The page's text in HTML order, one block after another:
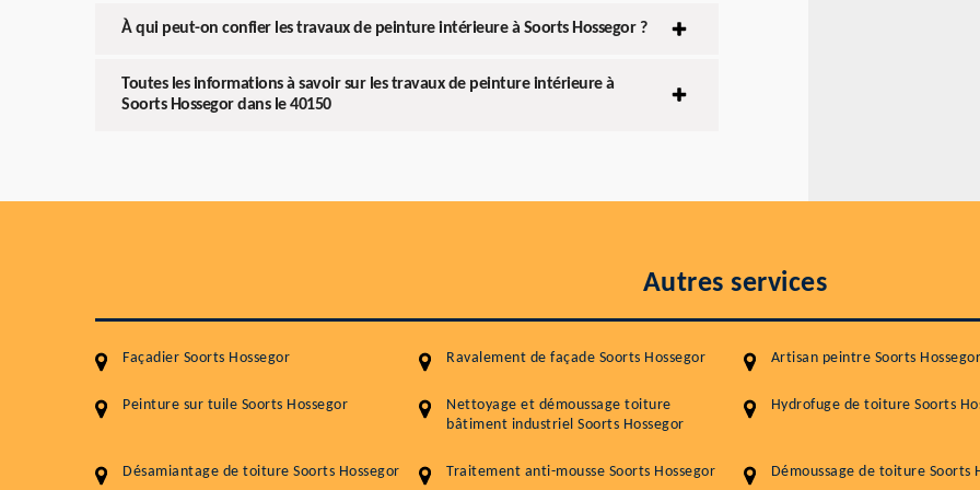
À qui peut-on confier les travaux de peinture intérieure à Soorts Hossegor ?
Toutes les informations à savoir sur les travaux de peinture intérieure à
Soorts Hossegor dans le 40150
Autres services
Façadier Soorts Hossegor Ravalement de façade Soorts Hossegor Artisan peintre Soorts Hossegor
Peinture sur tuile Soorts Hossegor
Nettoyage et démoussage toiture
bâtiment industriel Soorts Hossegor
Hydrofuge de toiture Soorts
Désamiantage de toiture Soorts Hossegor Traitement anti-mousse Soorts Hossegor Démoussage de toiture Soorts